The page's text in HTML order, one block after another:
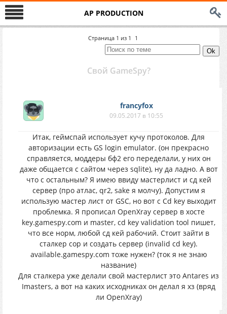
AP PRODUCTION
Страница 1 из 1 1
Свой GameSpy?
francyfox
09.05.2017 в 10:55
Итак, геймспай использует кучу протоколов. Для
авторизации есть GS login emulator. (он прекрасно
справляется, моддеры бф2 его переделали, у них он
даже общается с сайтом через sqlite), ну да ладно. А вот
что с остальным? Я имею ввиду мастерлист и сд кей
сервер (про атлас, qr2, sake я молчу). Допустим я
использую мастер лист от GSC, но вот с Cd key выходит
проблемка. Я прописал OpenXray сервер в хосте
key.gamespy.com и master, cd key validation tool пишет,
что все норм, любой сд кей рабочий. Стоит зайти в
сталкер cop и создать сервер (invalid cd key).
available.gamespy.com тоже нужен? (ток я не знаю
название)
Для сталкера уже делали свой мастерлист это Antares из
Imasters, а вот на каких исходниках он делал я хз (вряд
ли OpenXray)